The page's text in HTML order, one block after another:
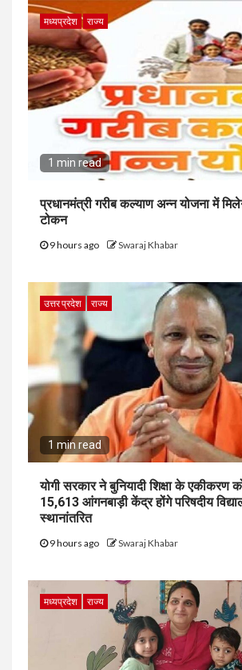
मध्यप्रदेश राज्य
1 min read
प्रधानमंत्री गरीब कल्याण अन्न योजना में
टोकन
9 hours ago Swaraj Khabar
उत्तर प्रदेश राज्य
1 min read
योगी सरकार ने बुनियादी शिक्षा के एकीकरण
15,613 आंगनबाड़ी केंद्र होंगे परिषदीय
स्थानांतरित
9 hours ago Swaraj Khabar
मध्यप्रदेश राज्य